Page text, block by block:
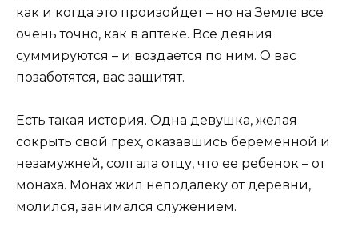
как и когда это произойдет – но на Земле все
очень точно, как в аптеке. Все деяния
суммируются – и воздается по ним. О вас
позаботятся, вас защитят.
Есть такая история. Одна девушка, желая
сокрыть свой грех, оказавшись беременной и
незамужней, солгала отцу, что ее ребенок – от
монаха. Монах жил неподалеку от деревни,
молился, занимался служением.